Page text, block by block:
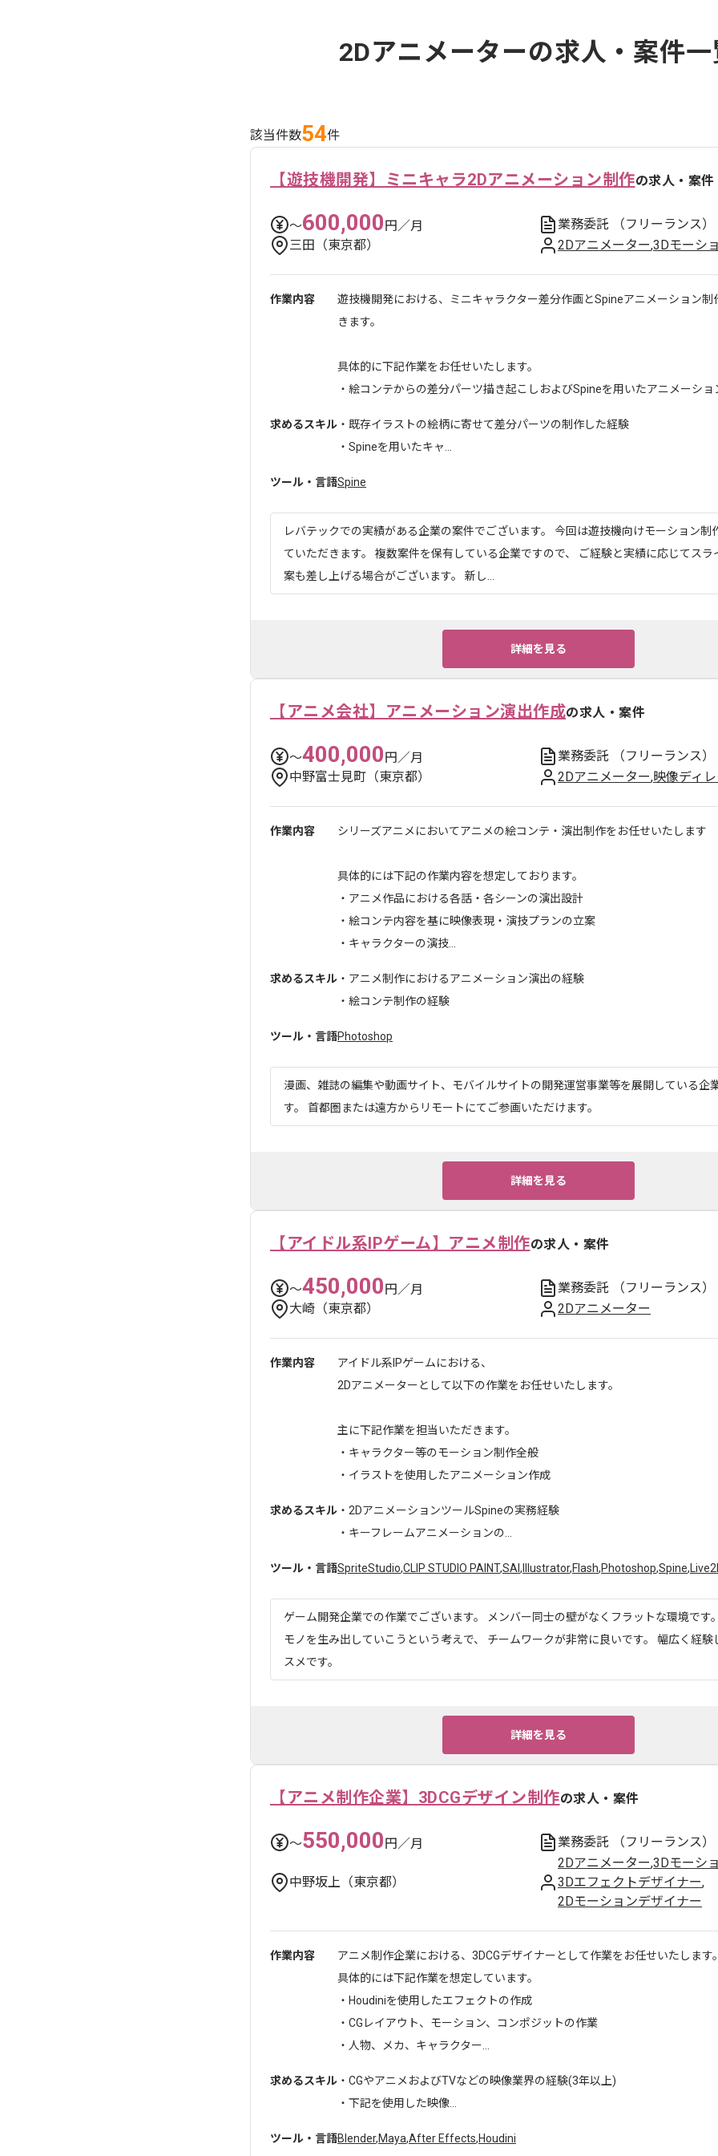
2Dアニメーターの求人・案件
該当件数54件
【遊技機開発】ミニキャラ2Dアニメーション制作の求人・案件
〜600,000円／月 業務委託
（フリーランス）
三田（東京都）
2Dアニメーター,3Dモーシ
作業内容
遊技機開発における、ミニキャラクター差分作画とSpineアニメーション制
きます。
具体的に下記作業をお任せいたします。
・絵コンテからの差分パーツ描き起こしおよびSpineを用いたアニメーショ
求めるスキル ・既存イラストの絵柄に寄せて差分パーツの制作した経験
・Spineを用いたキャ...
ツール・言語Spine
レバテックでの実績がある企業の案件でございます。 今回は遊技機向けモーション制
ていただきます。 複数案件を保有している企業ですので、 ご経験と実績に応じてスラ
案も差し上げる場合がございます。 新し...
詳細を見る
【アニメ会社】アニメーション演出作成の求人・案件
〜400,000円／月 業務委託
（フリーランス）
中野富士見町（東京都）
2Dアニメーター,映像ディ
作業内容 シリーズアニメにおいてアニメの絵コンテ・演出制作をお任せいたします
具体的には下記の作業内容を想定しております。
・アニメ作品における各話・各シーンの演出設計
・絵コンテ内容を基に映像表現・演技プランの立案
・キャラクターの演技...
求めるスキル ・アニメ制作におけるアニメーション演出の経験
・絵コンテ制作の経験
ツール・言語Photoshop
漫画、雑誌の編集や動画サイト、モバイルサイトの開発運営事業等を展開している企
す。 首都圏または遠方からリモートにてご参画いただけます。
詳細を見る
【アイドル系IPゲーム】アニメ制作の求人・案件
〜450,000円／月 業務委託
（フリーランス）
大崎（東京都）
2Dアニメーター
作業内容
アイドル系IPゲームにおける、
2Dアニメーターとして以下の作業をお任せいたします。
主に下記作業を担当いただきます。
・キャラクター等のモーション制作全般
・イラストを使用したアニメーション作成
求めるスキル ・2DアニメーションツールSpineの実務経験
・キーフレームアニメーションの...
ツール・言語SpriteStudio,CLIP STUDIO PAINT,SAI , Illustrator,Flash,Photoshop,Spine,
ゲーム開発企業での作業でございます。 メンバー同士の壁がなくフラットな環境です
モノを生み出していこうという考えで、 チームワークが非常に良いです。 幅広く経験
スメです。
詳細を見る
【アニメ制作企業】3DCGデザイン制作の求人・案件
〜550,000円／月 業務委託 （フリーランス）
中野坂上（東京都）
2Dアニメーター,3Dモーシ
3Dエフェクトデザイナー,
2Dモーションデザイナー
作業内容
アニメ制作企業における、3DCGデザイナーとして作業をお任せいたします
具体的には下記作業を想定しています。
・Houdiniを使用したエフェクトの作成
・CGレイアウト、モーション、コンポジットの作業
・人物、メカ、キャラクター...
求めるスキル ・CGやアニメおよびTVなどの映像業界の経験(3年以上)
・下記を使用した映像...
ツール・言語Blender,Maya,After Effects,Houdini